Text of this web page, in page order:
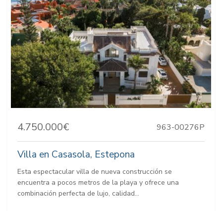
4.750.000€ 963-00276P
Villa en Casasola, Estepona
Esta espectacular villa de nueva construcción se
encuentra a pocos metros de la playa y ofrece una
combinación perfecta de lujo, calidad...